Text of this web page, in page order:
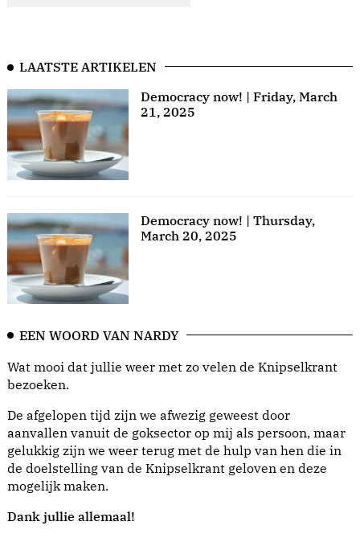
LAATSTE ARTIKELEN
Democracy now! | Friday, March
21, 2025
Democracy now! | Thursday,
March 20, 2025
EEN WOORD VAN NARDY
Wat mooi dat jullie weer met zo velen de Knipselkrant
bezoeken.
De afgelopen tijd zijn we afwezig geweest door
aanvallen vanuit de goksector op mij als persoon, maar
gelukkig zijn we weer terug met de hulp van hen die in
de doelstelling van de Knipselkrant geloven en deze
mogelijk maken.
Dank jullie allemaal!